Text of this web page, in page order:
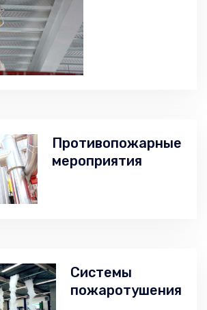
Противопожарные
мероприятия
Системы
пожаротушения